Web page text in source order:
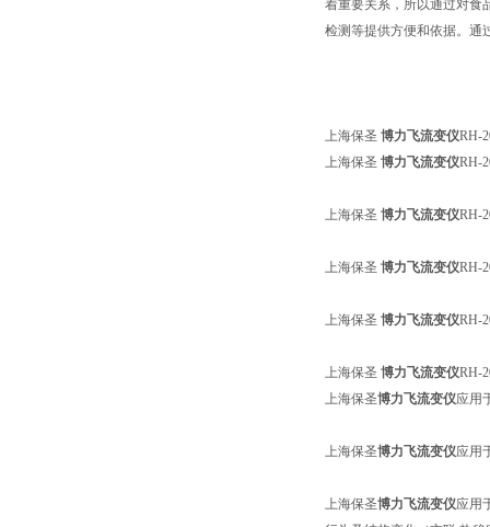
着重要关系，所以通过对食
检测等提供方便和依据。通
上海保圣 博力飞流变仪RH-
上海保圣 博力飞流变仪RH-
上海保圣 博力飞流变仪RH-
上海保圣 博力飞流变仪RH-
上海保圣 博力飞流变仪RH-
上海保圣 博力飞流变仪RH-
上海保圣博力飞流变仪应用
上海保圣博力飞流变仪应用
上海保圣博力飞流变仪应用